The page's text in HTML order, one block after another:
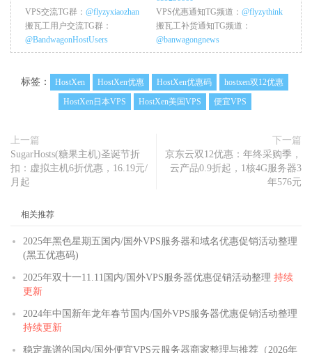
VPS交流TG群： @flyzyxiaozhan VPS优惠通知TG频道： @flyzythink
搬瓦工用户交流TG群：
@BandwagonHostUsers
搬瓦工补货通知TG频道：
@banwagongnews
标签： HostXen HostXen优惠 HostXen优惠码
hostxen双12优惠
HostXen日本VPS
HostXen美国VPS 便宜VPS
上一篇
SugarHosts(糖果主机)圣诞节折
扣：虚拟主机6折优惠，16.19元/
月起
下一篇
京东云双12优惠：年终采购季，
云产品0.9折起，1核4G服务器3
年576元
相关推荐
2025年黑色星期五国内/国外VPS服务器和域名优惠促销活动整理
(黑五优惠码)
2025年双十一11.11国内/国外VPS服务器优惠促销活动整理 持续
更新
2024年中国新年龙年春节国内/国外VPS服务器优惠促销活动整理
持续更新
稳定靠谱的国内/国外便宜VPS云服务器商家整理与推荐（2026年